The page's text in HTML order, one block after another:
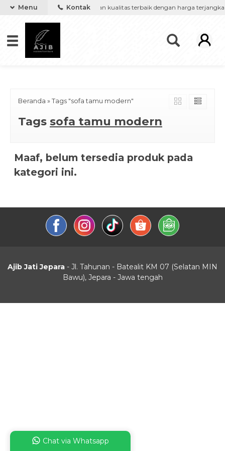
keinginanmu, kami berikan kualitas terbaik dengan harga
Menu Kontak
Beranda » Tags "sofa tamu modern"
Tags sofa tamu modern
Maaf, belum tersedia produk pada
kategori ini.
Ajib Jati Jepara - Jl. Tahunan - Batealit KM 07 (Selatan MIN
Bawu), Jepara - Jawa tengah
Chat via Whatsapp